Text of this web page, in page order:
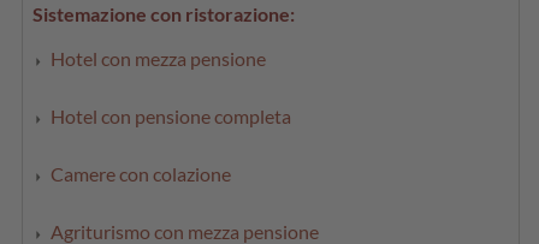
Sistemazione con ristorazione:
Hotel con mezza pensione
Hotel con pensione completa
Camere con colazione
Agriturismo con mezza pensione